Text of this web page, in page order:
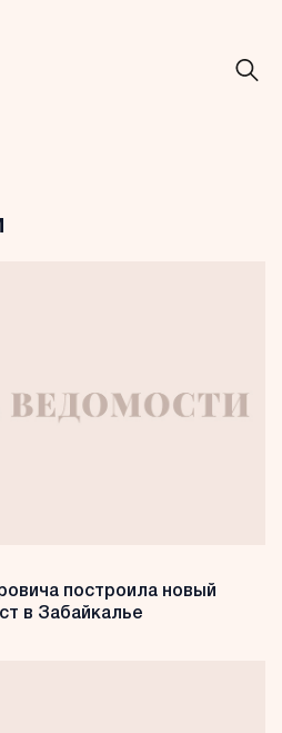
построила новый
в Забайкалье